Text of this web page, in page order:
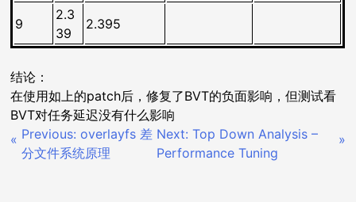
9
2.3
39
2.395
结论：
在使用如上的patch后，修复了BVT的负面影响，但测试看
BVT对任务延迟没有什么影响
文Previous: overlayfs 差
分文件系统原理
Next: Top Down Analysis –
Performance Tuning